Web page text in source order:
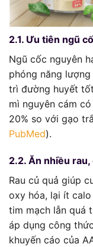
2.1. Ưu tiên ngũ
Ngũ cốc nguyên
phóng năng
trì đường huyết
mì nguyên cám
20% so với gạo
PubMed).
2.2. Ăn nhiều
Rau củ quả giúp
oxy hóa, lại ít
tim mạch lẫn quá
áp dụng công
khuyến cáo của